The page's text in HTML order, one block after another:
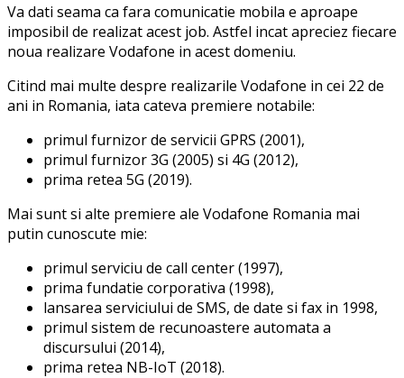
Va dati seama ca fara comunicatie mobila e aproape
imposibil de realizat acest job. Astfel incat apreciez fiecare
noua realizare Vodafone in acest domeniu.
Citind mai multe despre realizarile Vodafone in cei 22 de
ani in Romania, iata cateva premiere notabile:
primul furnizor de servicii GPRS (2001),
primul furnizor 3G (2005) si 4G (2012),
prima retea 5G (2019).
Mai sunt si alte premiere ale Vodafone Romania mai
putin cunoscute mie:
primul serviciu de call center (1997),
prima fundatie corporativa (1998),
lansarea serviciului de SMS, de date si fax in 1998,
primul sistem de recunoastere automata a
discursului (2014),
prima retea NB-IoT (2018).